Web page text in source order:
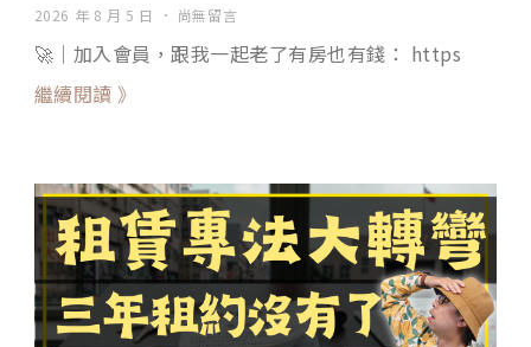
2026 年 8 月 5 日 尚無留言
🚀｜加入會員，跟我一起老了有房也有錢： https
繼續閱讀 》